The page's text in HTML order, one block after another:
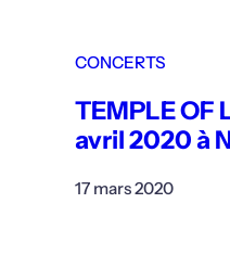
CONCERTS
TEMPLE OF
avril 2020 à
17 mars 2020